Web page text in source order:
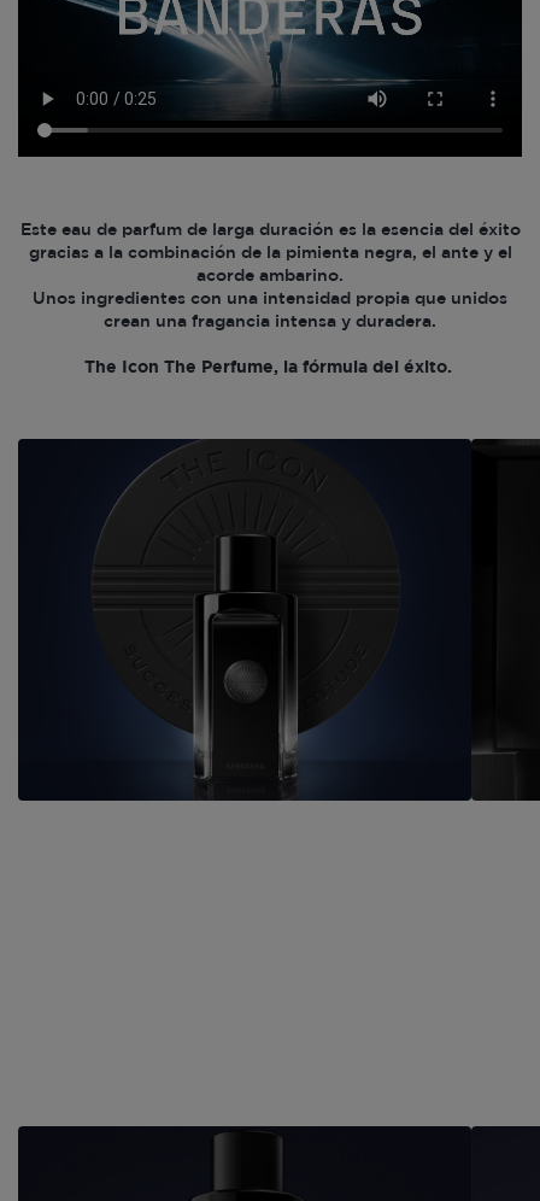
Este eau de parfum de larga duración es la esencia del éxito
gracias a la combinación de la pimienta negra, el ante y el
acorde ambarino.
Unos ingredientes con una intensidad propia que unidos
crean una fragancia intensa y duradera.
The Icon The Perfume, la fórmula del éxito.